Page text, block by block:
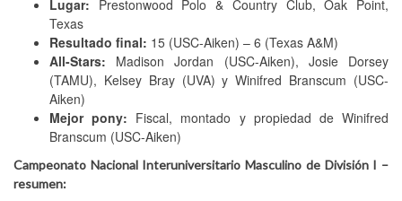
Lugar: Prestonwood Polo & Country Club, Oak Point,
Texas
Resultado final: 15 (USC-Aiken) – 6 (Texas A&M)
All-Stars: Madison Jordan (USC-Aiken), Josie Dorsey
(TAMU), Kelsey Bray (UVA) y Winifred Branscum (USC-
Aiken)
Mejor pony: Fiscal, montado y propiedad de Winifred
Branscum (USC-Aiken)
Campeonato Nacional Interuniversitario Masculino de División I –
resumen: